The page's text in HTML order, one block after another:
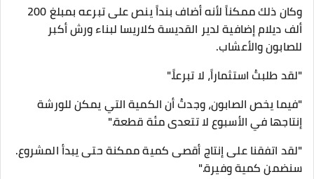
وكان ذلك ممكناً لأنه أضاف بنداً ينص على تبرعه بمبلغ 200
ألف ديلام إضافية لدير القديسة كلاريسا لبناء ورش أكبر
للصابون والأعشاب.
​"لقد طلبتُ استثماراً، لا تبرعاً."
"فيما يخص الصابون، وجدتُ أن الكمية التي يمكن للورشة
إنتاجها في الأسبوع لا تتعدى مئة قطعة."
"لقد اتفقنا على إنتاج أقصى كمية ممكنة حتى يبدأ المشروع.
سنضمن كمية وفيرة."